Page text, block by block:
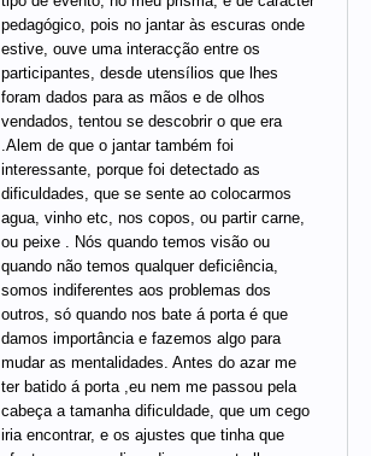
pedagógico, pois no jantar às escuras onde
estive, ouve uma interacção entre os
participantes, desde utensílios que lhes
foram dados para as mãos e de olhos
vendados, tentou se descobrir o que era
.Alem de que o jantar também foi
interessante, porque foi detectado as
dificuldades, que se sente ao colocarmos
agua, vinho etc, nos copos, ou partir carne,
ou peixe . Nós quando temos visão ou
quando não temos qualquer deficiência,
somos indiferentes aos problemas dos
outros, só quando nos bate á porta é que
damos importância e fazemos algo para
mudar as mentalidades. Antes do azar me
ter batido á porta ,eu nem me passou pela
cabeça a tamanha dificuldade, que um cego
iria encontrar, e os ajustes que tinha que